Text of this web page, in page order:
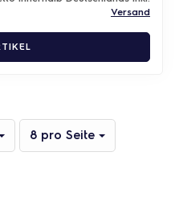
Versand
8 pro Seite
pro Seite